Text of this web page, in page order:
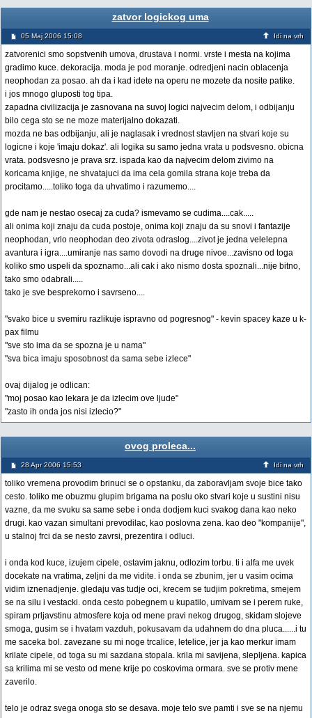
zatvor logickog uma
05 Maj 2006 15:08 Idi na vrh
zatvorenici smo sopstvenih umova, drustava i normi. vrste i mesta na kojima
gradimo kuce. dekoracija. moda je pod moranje. odredjeni nacin oblacenja
neophodan za posao. ah da i kad idete na operu ne mozete da nosite patike.
i jos mnogo gluposti tog tipa.
zapadna civilizacija je zasnovana na suvoj logici najvecim delom, i odbijanju
bilo cega sto se ne moze materijalno dokazati.
mozda ne bas odbijanju, ali je naglasak i vrednost stavljen na stvari koje su
logicne i koje 'imaju dokaz'. ali logika su samo jedna vrata u podsvesno. obicna
vrata. podsvesno je prava srz. ispada kao da najvecim delom zivimo na
koricama knjige, ne shvatajuci da ima cela gomila strana koje treba da
procitamo.....toliko toga da uhvatimo i razumemo....
gde nam je nestao osecaj za cuda? ismevamo se cudima....cak.....
ali onima koji znaju da cuda postoje, onima koji znaju da su snovi i fantazije
neophodan, vrlo neophodan deo zivota odraslog....zivot je jedna velelepna
avantura i igra....umiranje nas samo dovodi na druge nivoe...zavisno od toga
koliko smo uspeli da spoznamo...ali cak i ako nismo dosta spoznali...nije bitno,
tako smo odabrali.....
tako je sve besprekorno i savrseno....
"svako bice u svemiru razlikuje ispravno od pogresnog" - kevin spacey kaze u k-
pax filmu
"sve sto ima da se spozna je u nama"
"sva bica imaju sposobnost da sama sebe izlece"
ovaj dijalog je odlican:
"moj posao kao lekara je da izlecim ove ljude"
"zasto ih onda jos nisi izlecio?"
ovog proleca...
28 Apr 2006 15:53 Idi na vrh
toliko vremena provodim brinuci se o opstanku, da zaboravljam svoje bice tako
cesto. toliko me obuzmu glupim brigama na poslu oko stvari koje u sustini nisu
vazne, da me svuku sa same sebe i onda dodjem kuci svakog dana kao neko
drugi. kao vazan simultani prevodilac, kao poslovna zena. kao deo "kompanije",
u stalnoj frci da se nesto zavrsi, prezentira i odluci.
i onda kod kuce, izujem cipele, ostavim jaknu, odlozim torbu. ti i alfa me uvek
docekate na vratima, zeljni da me vidite. i onda se zbunim, jer u vasim ocima
vidim iznenadjenje. gledaju vas tudje oci, krecem se tudjim pokretima, smejem
se na silu i vestacki. onda cesto pobegnem u kupatilo, umivam se i perem ruke,
spiram prljavstinu atmosfere koja od mene pravi nekog drugog, skidam slojeve
smoga, gusim se i hvatam vazduh, pokusavam da udahnem do dna pluca......i tu
me saceka bol. zavezane su mi noge trcalice, letelice, jer ja kao merkur imam
krilate cipele, od toga su mi sazdana stopala. krila mi savijena, slepljena. kapica
sa krilima mi se vesto od mene krije po coskovima ormara. sve se protiv mene
zaverilo.
telo je odraz svega onoga sto se desava. moje telo sve pamti i sve se na njemu